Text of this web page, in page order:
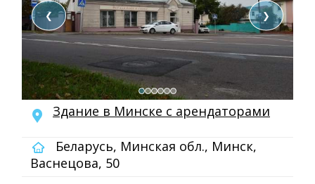
❮ ❯
Здание в Минске с арендаторами
Беларусь, Минская обл., Минск,
Васнецова, 50